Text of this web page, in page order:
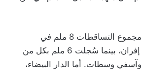
وفي وسط البلاد، بلغ مجموع التساقطات 8 ملم في
بنسليمان و7 ملم في إفران، بينما سُجلت 6 ملم بكل من
وسطات. أما الدار البيضاء،